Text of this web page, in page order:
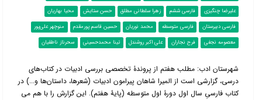
علیرضا چنگیزی
فارسی ششم زهرا سلطانی مطلق حسن ستایش
محیا بهاریان
فارسی دبیرستان
فارسی متوسطه محمد نوریان حسین قاسم پورمقدم
منوچهر علی‌پور
معصومه نجفی
فرح نجاران علی اکبر روشندل تینا محمدحسینی سحرناز ناطقیان
شهرستان ادب: مطلب هفتم از پروندۀ تخصصی بررسی ادبیات در کتاب‌‌های
درسی، گزارشی است از المیرا شاهان پیرامون ادبیات (شعرها، داستان‌ها و...) در
کتاب فارسیِ سال اول دورۀ اول متوسطه (پایۀ هفتم). این گزارش را با هم می